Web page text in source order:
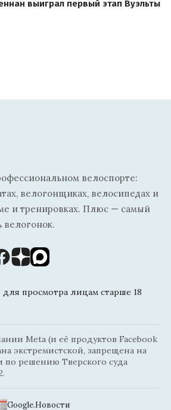
выиграл первый этап Вуэльты
велоспорте:
велогонщиках, велосипедах и
и тренировках. Плюс — самый
просмотра лицам старше 18
Meta (и её продуктов Facebook
экстремистской, запрещена на
по решению Тверского суда
Google.Новости